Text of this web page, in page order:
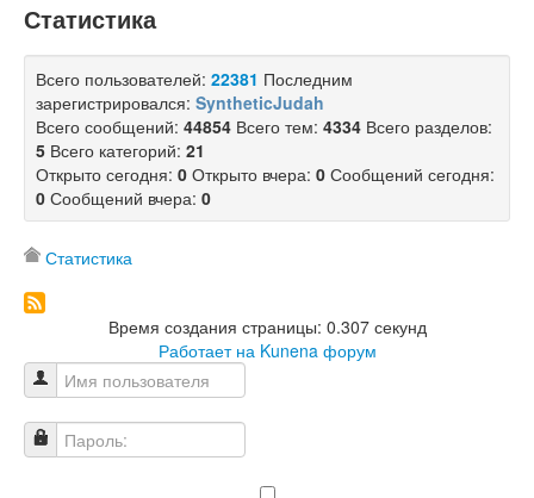
Статистика
Всего пользователей: 22381 Последним
зарегистрировался: SyntheticJudah
Всего сообщений: 44854 Всего тем: 4334 Всего разделов:
5 Всего категорий: 21
Открыто сегодня: 0 Открыто вчера: 0 Сообщений сегодня:
0 Сообщений вчера: 0
Статистика
Время создания страницы: 0.307 секунд
Работает на Kunena форум
Имя пользователя
Пароль: